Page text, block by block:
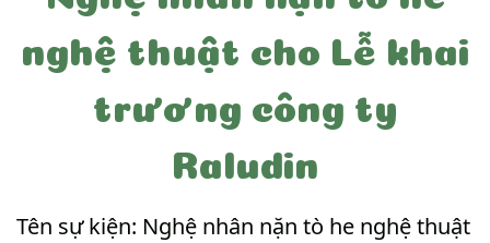
nghệ thuật cho Lễ khai
trương công ty
Raludin
Tên sự kiện: Nghệ nhân nặn tò he nghệ thuật